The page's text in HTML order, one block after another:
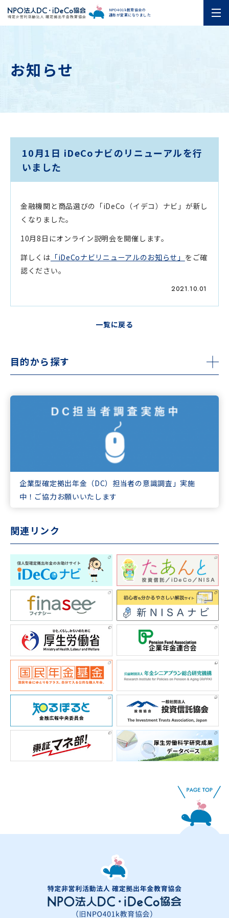
NPO401k教育協会の
通称が変更になりました
お知らせ
10月1日 iDeCoナビのリニューアルを行
いました
金融機関と商品選びの「iDeCo（イデコ）ナビ」が新し
くなりました。
10月8日にオンライン説明会を開催します。
詳しくは 「iDeCoナビリニューアルのお知らせ」 をご確
認ください。
2021.10.01
一覧に戻る
目的から探す
企業型確定拠出年金（DC）担当者の意識調査」実施
中！ご協力お願いいたします
関連リンク